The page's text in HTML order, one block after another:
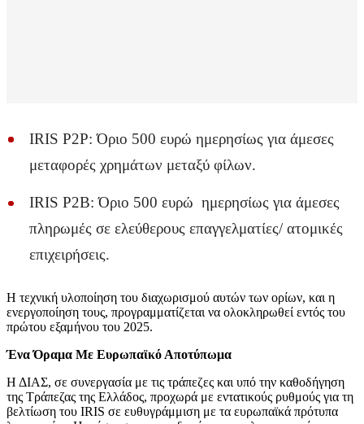
IRIS P2P: Όριο 500 ευρώ ημερησίως για άμεσες
μεταφορές χρημάτων μεταξύ φίλων.
IRIS P2B: Όριο 500 ευρώ ημερησίως για άμεσες
πληρωμές σε ελεύθερους επαγγελματίες/ ατομικές
επιχειρήσεις.
Η τεχνική υλοποίηση του διαχωρισμού αυτών των ορίων, και η
ενεργοποίηση τους, προγραμματίζεται να ολοκληρωθεί εντός του
πρώτου εξαμήνου του 2025.
Ένα Όραμα Με Ευρωπαϊκό Αποτύπωμα
Η ΔΙΑΣ, σε συνεργασία με τις τράπεζες και υπό την καθοδήγηση
της Τράπεζας της Ελλάδος, προχωρά με εντατικούς ρυθμούς για τη
βελτίωση του IRIS σε ευθυγράμμιση με τα ευρωπαϊκά πρότυπα